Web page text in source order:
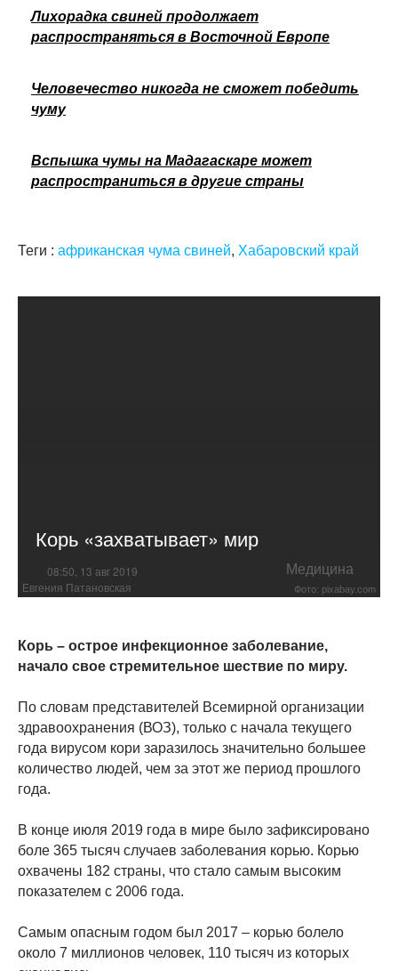
Лихорадка свиней продолжает
распространяться в Восточной Европе
Человечество никогда не сможет победить
чуму
Вспышка чумы на Мадагаскаре может
распространиться в другие страны
Теги : африканская чума свиней, Хабаровский край
Корь «захватывает» мир
08:50, 13 авг 2019 Медицина
Евгения Патановская Фото: pixabay.com
Корь – острое инфекционное заболевание,
начало свое стремительное шествие по миру.
По словам представителей Всемирной организации
здравоохранения (ВОЗ), только с начала текущего
года вирусом кори заразилось значительно большее
количество людей, чем за этот же период прошлого
года.
В конце июля 2019 года в мире было зафиксировано
боле 365 тысяч случаев заболевания корью. Корью
охвачены 182 страны, что стало самым высоким
показателем с 2006 года.
Самым опасным годом был 2017 – корью болело
около 7 миллионов человек, 110 тысяч из которых